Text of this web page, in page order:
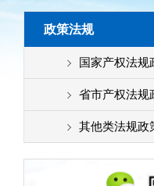
政策法规
国家产权法规
省市产权法规
其他类法规政